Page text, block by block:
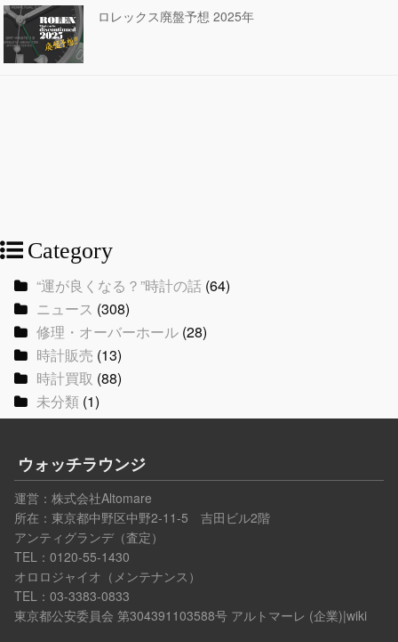
ロレックス廃盤予想 2025年
Category
“運が良くなる？”時計の話(64)
ニュース (308)
修理・オーバーホール(28)
時計販売 (13)
時計買取 (88)
未分類(1)
ウォッチラウンジ
運営： 株式会社Altomare
所在：東京都中野区中野2-11-5 吉田ビル2階
アンティグランデ（査定）
TEL：0120-55-1430
オロロジャイオ（メンテナンス）
TEL：03-3383-0833
東京都公安委員会 第304391103588号 アルトマーレ (企業)|wiki